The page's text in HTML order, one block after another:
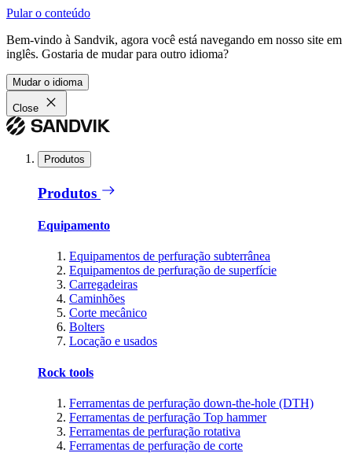
Pular o conteúdo
Bem-vindo à Sandvik, agora você está navegando em nosso site em
inglês. Gostaria de mudar para outro idioma?
Mudar o idioma
Close
Produtos
Produtos
Equipamento
Equipamentos de perfuração subterrânea
Equipamentos de perfuração de superfície
Carregadeiras
Caminhões
Corte mecânico
Bolters
Locação e usados
Rock tools
Ferramentas de perfuração down-the-hole (DTH)
Ferramentas de perfuração Top hammer
Ferramentas de perfuração rotativa
Ferramentas de perfuração de corte